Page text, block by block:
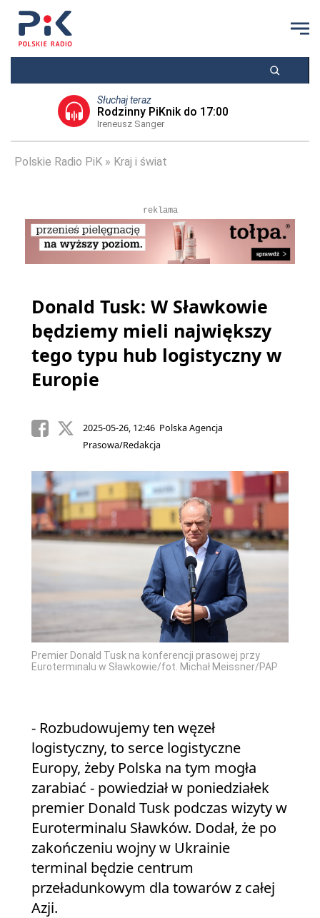
Słuchaj teraz
Rodzinny PiKnik do 17:00
Ireneusz Sanger
Polskie Radio PiK Kraj i świat
reklama
Donald Tusk: W Sławkowie
będziemy mieli największy
tego typu hub logistyczny w
Europie
2025-05-26, 12:46 Polska Agencja
Prasowa/Redakcja
Premier Donald Tusk na konferencji prasowej przy
Euroterminalu w Sławkowie/fot. Michał Meissner/PAP
- Rozbudowujemy ten węzeł
logistyczny, to serce logistyczne
Europy, żeby Polska na tym mogła
zarabiać - powiedział w poniedziałek
premier Donald Tusk podczas wizyty w
Euroterminalu Sławków. Dodał, że po
zakończeniu wojny w Ukrainie
terminal będzie centrum
przeładunkowym dla towarów z całej
Azji.